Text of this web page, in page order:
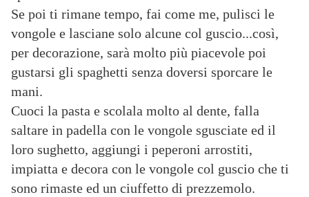
Se poi ti rimane tempo, fai come me, pulisci le
vongole e lasciane solo alcune col guscio...così,
per decorazione, sarà molto più piacevole poi
gustarsi gli spaghetti senza doversi sporcare le
mani.
Cuoci la pasta e scolala molto al dente, falla
saltare in padella con le vongole sgusciate ed il
loro sughetto, aggiungi i peperoni arrostiti,
impiatta e decora con le vongole col guscio che ti
sono rimaste ed un ciuffetto di prezzemolo.